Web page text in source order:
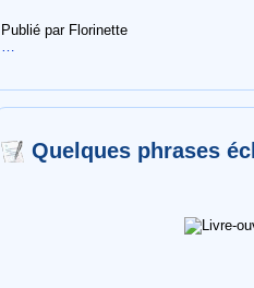
Publié par Florinette
Quelques phrases